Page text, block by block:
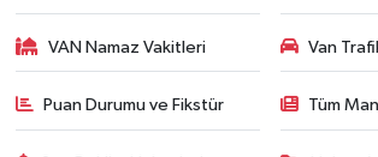
VAN Namaz Vakitleri Van
Puan Durumu ve Fikstür Tüm